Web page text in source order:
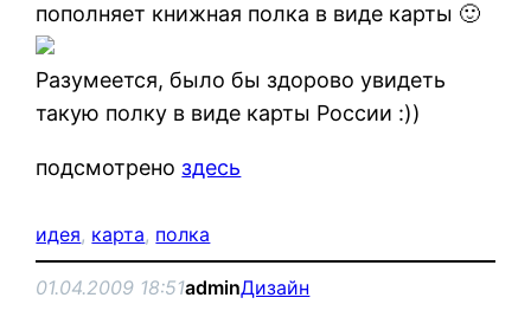
пополняет книжная полка в виде карты 🙂
Разумеется, было бы здорово увидеть
такую полку в виде карты России :))
подсмотрено здесь
идея, карта, полка
01.04.2009 18:51adminДизайн